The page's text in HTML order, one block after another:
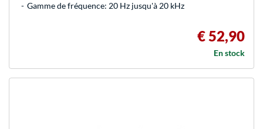
Gamme de fréquence: 20 Hz jusqu'à 20 kHz
€ 52,90
En stock